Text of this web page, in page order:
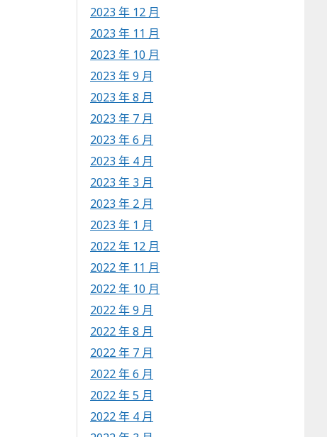
2023 年 12 月
2023 年 11 月
2023 年 10 月
2023 年 9 月
2023 年 8 月
2023 年 7 月
2023 年 6 月
2023 年 4 月
2023 年 3 月
2023 年 2 月
2023 年 1 月
2022 年 12 月
2022 年 11 月
2022 年 10 月
2022 年 9 月
2022 年 8 月
2022 年 7 月
2022 年 6 月
2022 年 5 月
2022 年 4 月